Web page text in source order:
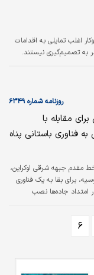
اغلب تمایلی به اقدامات
به تصمیم‌گیری نیستند.
روزنامه شماره ۶۳۴۹
برای مقابله با
فناوری باستانی پناه
مقدم جبهه شرقی اوکراین،
برای بقا به یک فناوری
امتداد جاده‌ها نصب
یک تهدید پیشرفته،
کامل در بحبوحه۶